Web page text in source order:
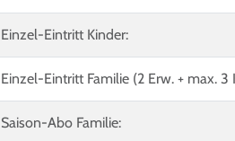
Einzel-Eintritt Kinder:
Einzel-Eintritt Familie (2 Erw. +
Saison-Abo Familie: